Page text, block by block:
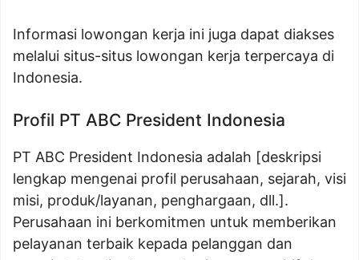
Informasi lowongan kerja ini juga dapat diakses
melalui situs-situs lowongan kerja terpercaya di
Indonesia.
Profil PT ABC President Indonesia
PT ABC President Indonesia adalah [deskripsi
lengkap mengenai profil perusahaan, sejarah, visi
misi, produk/layanan, penghargaan, dll.].
Perusahaan ini berkomitmen untuk memberikan
pelayanan terbaik kepada pelanggan dan